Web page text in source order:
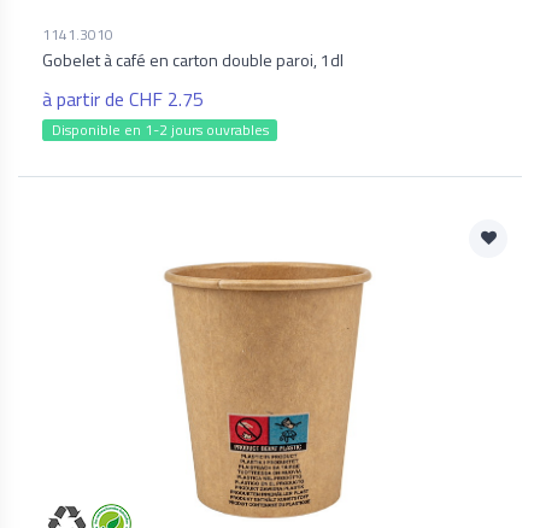
1141.3010
Gobelet à café en carton double paroi, 1dl
à partir de CHF 2.75
Disponible en 1-2 jours ouvrables